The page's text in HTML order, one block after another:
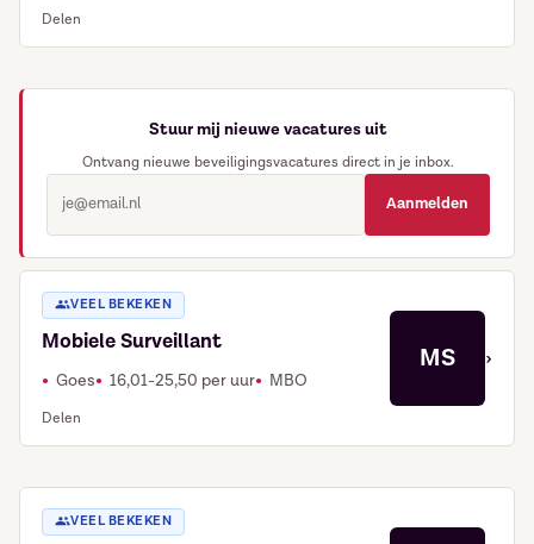
Delen
Stuur mij nieuwe vacatures uit
Ontvang nieuwe beveiligingsvacatures direct in je inbox.
Aanmelden
VEEL BEKEKEN
Mobiele Surveillant
Goes 16,01-25,50 per uur MBO
Delen
MS ›
VEEL BEKEKEN